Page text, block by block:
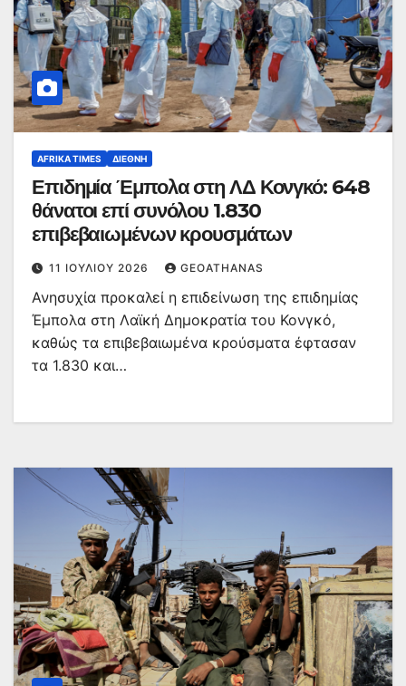
AFRIKA TIMES ΔΙΕΘΝΉ
Επιδημία Έμπολα στη ΛΔ Κονγκό: 648
θάνατοι επί συνόλου 1.830
επιβεβαιωμένων κρουσμάτων
11 ΙΟΥΛΊΟΥ 2026 GEOATHANAS
Ανησυχία προκαλεί η επιδείνωση της επιδημίας
Έμπολα στη Λαϊκή Δημοκρατία του Κονγκό,
καθώς τα επιβεβαιωμένα κρούσματα έφτασαν
τα 1.830 και…